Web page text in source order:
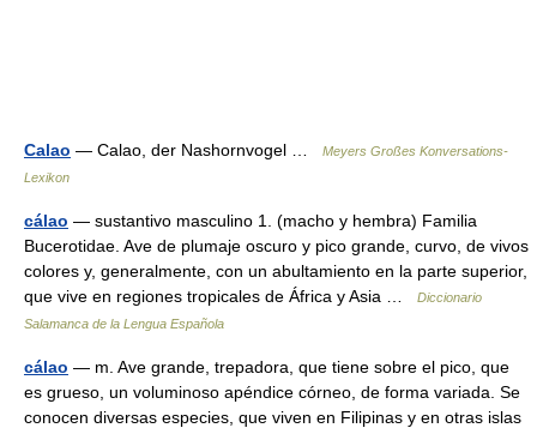
Calao — Calao, der Nashornvogel …
Meyers Großes Konversations-
Lexikon
cálao — sustantivo masculino 1. (macho y hembra) Familia
Bucerotidae. Ave de plumaje oscuro y pico grande, curvo, de vivos
colores y, generalmente, con un abultamiento en la parte superior,
que vive en regiones tropicales de África y Asia …
Diccionario
Salamanca de la Lengua Española
cálao — m. Ave grande, trepadora, que tiene sobre el pico, que
es grueso, un voluminoso apéndice córneo, de forma variada. Se
conocen diversas especies, que viven en Filipinas y en otras islas